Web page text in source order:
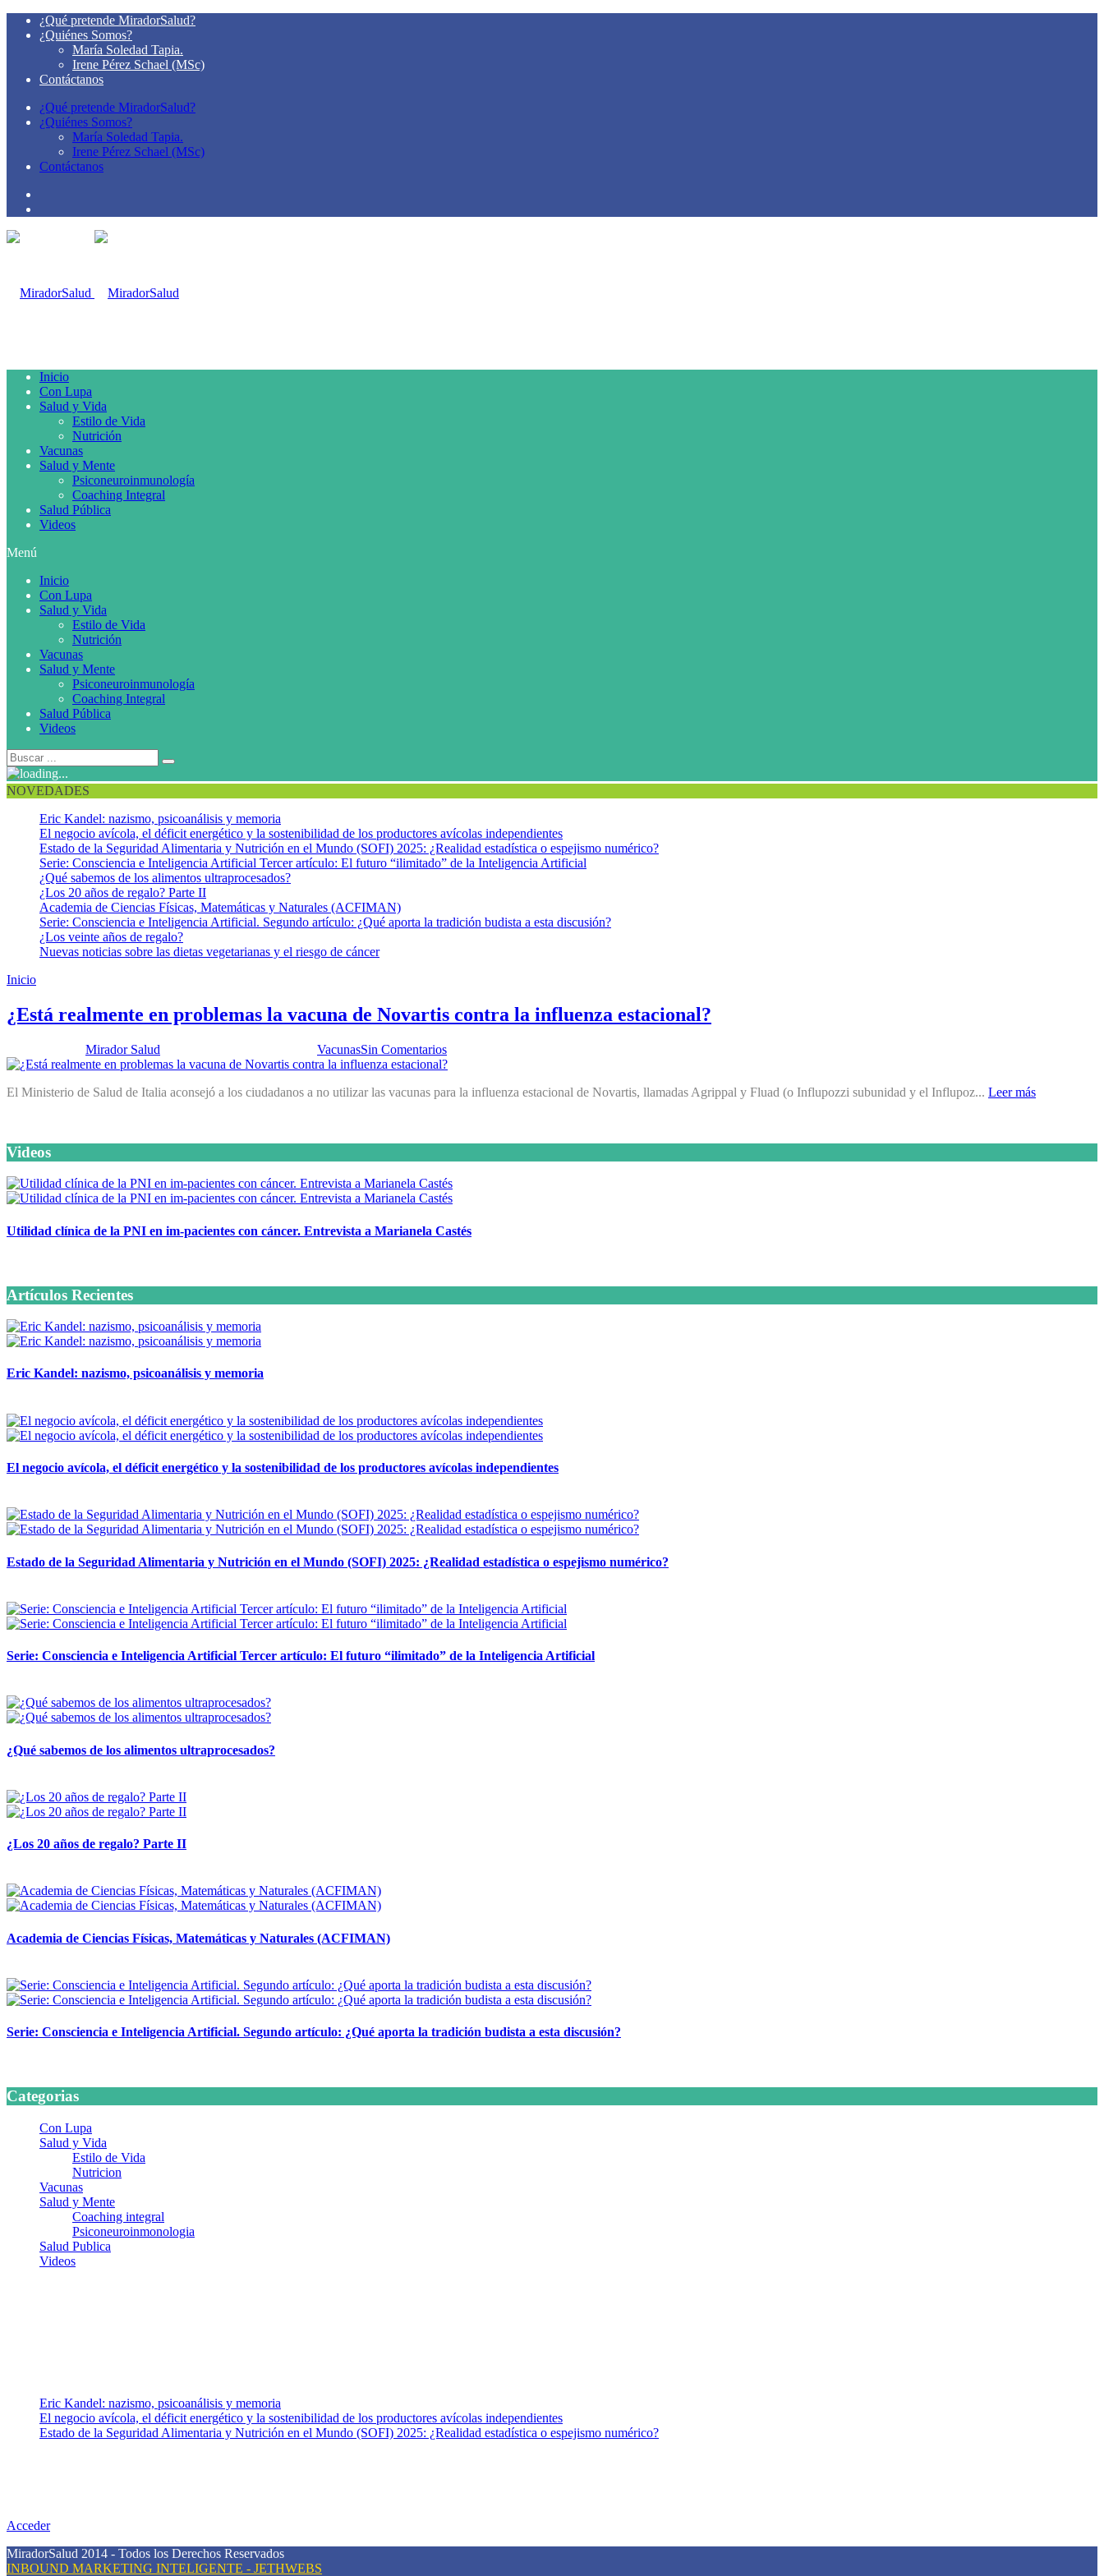
¿Qué pretende MiradorSalud?
¿Quiénes Somos?
María Soledad Tapia.
Irene Pérez Schael (MSc)
Contáctanos
¿Qué pretende MiradorSalud?
¿Quiénes Somos?
María Soledad Tapia.
Irene Pérez Schael (MSc)
Contáctanos
Inicio
Con Lupa
Salud y Vida
Estilo de Vida
Nutrición
Vacunas
Salud y Mente
Psiconeuroinmunología
Coaching Integral
Salud Pública
Videos
Menú
Inicio
Con Lupa
Salud y Vida
Estilo de Vida
Nutrición
Vacunas
Salud y Mente
Psiconeuroinmunología
Coaching Integral
Salud Pública
Videos
NOVEDADES
Eric Kandel: nazismo, psicoanálisis y memoria
El negocio avícola, el déficit energético y la sostenibilidad de los productores avícolas independientes
Estado de la Seguridad Alimentaria y Nutrición en el Mundo (SOFI) 2025: ¿Realidad estadística o espejismo numérico?
Serie: Consciencia e Inteligencia Artificial Tercer artículo: El futuro “ilimitado” de la Inteligencia Artificial
¿Qué sabemos de los alimentos ultraprocesados?
¿Los 20 años de regalo? Parte II
Academia de Ciencias Físicas, Matemáticas y Naturales (ACFIMAN)
Serie: Consciencia e Inteligencia Artificial. Segundo artículo: ¿Qué aporta la tradición budista a esta discusión?
¿Los veinte años de regalo?
Nuevas noticias sobre las dietas vegetarianas y el riesgo de cáncer
Inicio
¿Está realmente en problemas la vacuna de Novartis contra la influenza estacional?
Mirador Salud VacunasSin Comentarios
El Ministerio de Salud de Italia aconsejó a los ciudadanos a no utilizar las vacunas para la influenza estacional de Novartis, llamadas Agrippal y Fluad (o Influpozzi subunidad y el Influpoz... Leer más
Videos
Utilidad clínica de la PNI en im-pacientes con cáncer. Entrevista a Marianela Castés
Artículos Recientes
Eric Kandel: nazismo, psicoanálisis y memoria
El negocio avícola, el déficit energético y la sostenibilidad de los productores avícolas independientes
Estado de la Seguridad Alimentaria y Nutrición en el Mundo (SOFI) 2025: ¿Realidad estadística o espejismo numérico?
Serie: Consciencia e Inteligencia Artificial Tercer artículo: El futuro “ilimitado” de la Inteligencia Artificial
¿Qué sabemos de los alimentos ultraprocesados?
¿Los 20 años de regalo? Parte II
Academia de Ciencias Físicas, Matemáticas y Naturales (ACFIMAN)
Serie: Consciencia e Inteligencia Artificial. Segundo artículo: ¿Qué aporta la tradición budista a esta discusión?
Categorias
Con Lupa
Salud y Vida
Estilo de Vida
Nutricion
Vacunas
Salud y Mente
Coaching integral
Psiconeuroinmonologia
Salud Publica
Videos
Eric Kandel: nazismo, psicoanálisis y memoria
El negocio avícola, el déficit energético y la sostenibilidad de los productores avícolas independientes
Estado de la Seguridad Alimentaria y Nutrición en el Mundo (SOFI) 2025: ¿Realidad estadística o espejismo numérico?
Acceder
MiradorSalud 2014 - Todos los Derechos Reservados
INBOUND MARKETING INTELIGENTE - JETHWEBS